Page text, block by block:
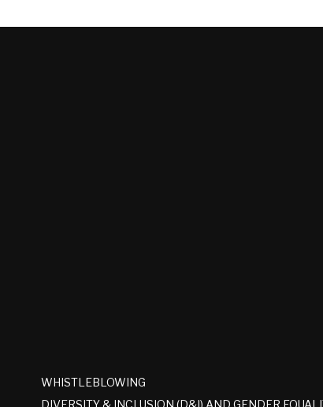
WHISTLEBLOWING
DIVERSITY & INCLUSION (D&I) AND GENDER